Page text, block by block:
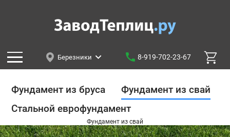
Березники 8-919-702-23-67
Фундамент из бруса
Фундамент из свай
Стальной еврофундамент
Фундамент из свай